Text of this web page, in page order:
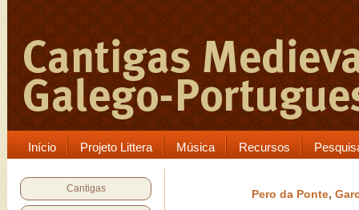
Início Projeto Littera Música Recursos
Cantigas Pero da Ponte,